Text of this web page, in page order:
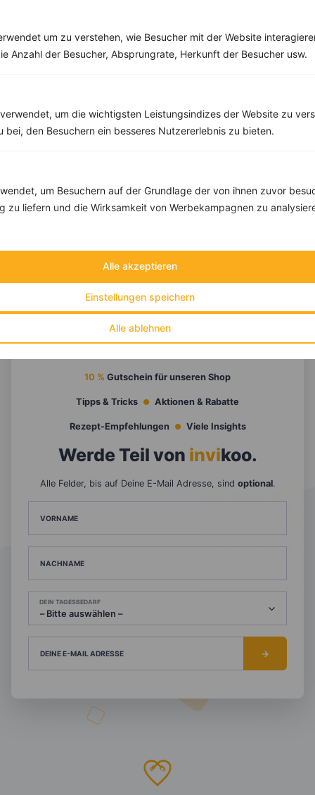
um zu verstehen, wie Besucher mit der Website
Anzahl der Besucher, Absprungrate, Herkunft der Besucher usw.
um die wichtigsten Leistungsindizes der Website zu
bei, den Besuchern ein besseres Nutzererlebnis zu bieten.
um Besuchern auf der Grundlage der von ihnen zuvor
zu liefern und die Wirksamkeit von Werbekampagnen zu
Alle ablehnen
Einstellungen speichern
Alle akzeptieren
Überbackener Polenta-Auflauf mit Tomaten, Zucchini und Feta
10 % Gutschein für unseren Shop
Tipps & Tricks Aktionen & Rabatte
Rezept-Empfehlungen Viele Insights
Werde Teil von invikoo.
Alle Felder, bis auf Deine E-Mail Adresse, sind optional.
VORNAME
NACHNAME
DEIN TAGESBEDARF
DEINE E-MAIL ADRESSE